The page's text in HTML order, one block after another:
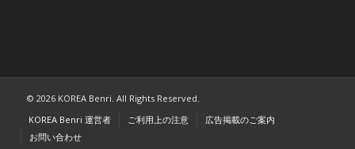
© 2026 KOREA Benri. All Rights Reserved.
KOREA Benri 運営者
ご利用上の注意
広告掲載のご案内
お問い合わせ